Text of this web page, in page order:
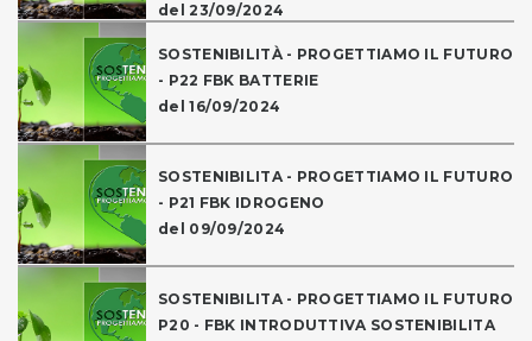
del 23/09/2024
SOSTENIBILITÀ - PROGETTIAMO IL FUTURO
- P22 FBK BATTERIE
del 16/09/2024
SOSTENIBILITA - PROGETTIAMO IL FUTURO
- P21 FBK IDROGENO
del 09/09/2024
SOSTENIBILITA - PROGETTIAMO IL FUTURO
P20 - FBK INTRODUTTIVA SOSTENIBILITA